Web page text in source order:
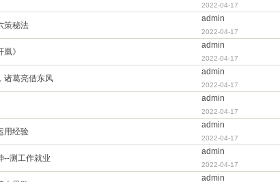
2022-04-17
策秘法
admin
2022-04-17
》
admin
2022-04-17
诸葛亮借东风
admin
2022-04-17
admin
2022-04-17
用经验
admin
2022-04-17
--测工作就业
admin
2022-04-17
admin